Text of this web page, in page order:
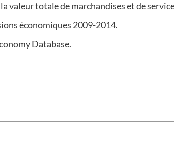
valeur totale de marchandises et de
économiques 2009-2014.
Database.